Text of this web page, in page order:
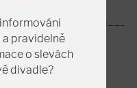
pravidelně
o slevách
divadle?